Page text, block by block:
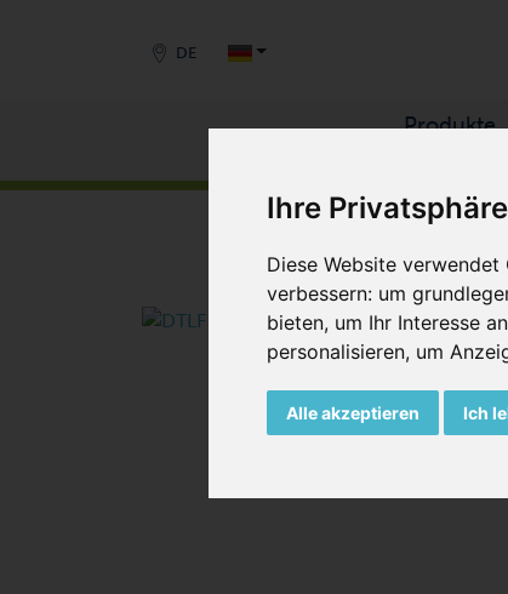
Ihre
Diese Website
verbessern: um
bieten, um Ihr Interesse
personalisieren, um
Alle akzeptieren Ich
DE
Produkte